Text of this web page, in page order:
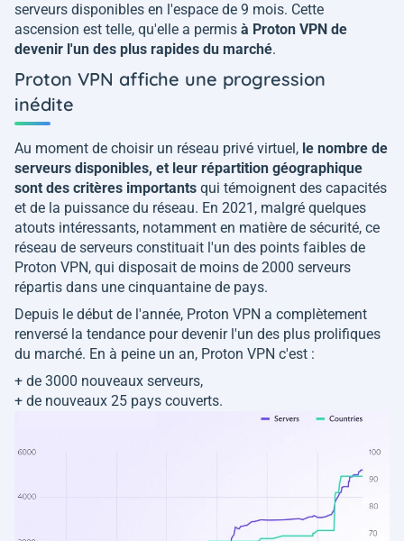
serveurs disponibles en l'espace de 9 mois. Cette
ascension est telle, qu'elle a permis à Proton VPN de
devenir l'un des plus rapides du marché.
Proton VPN affiche une progression
inédite
Au moment de choisir un réseau privé virtuel, le nombre de
serveurs disponibles, et leur répartition géographique
sont des critères importants qui témoignent des capacités
et de la puissance du réseau. En 2021, malgré quelques
atouts intéressants, notamment en matière de sécurité, ce
réseau de serveurs constituait l'un des points faibles de
Proton VPN, qui disposait de moins de 2000 serveurs
répartis dans une cinquantaine de pays.
Depuis le début de l'année, Proton VPN a complètement
renversé la tendance pour devenir l'un des plus prolifiques
du marché. En à peine un an, Proton VPN c'est :
+ de 3000 nouveaux serveurs,
+ de nouveaux 25 pays couverts.